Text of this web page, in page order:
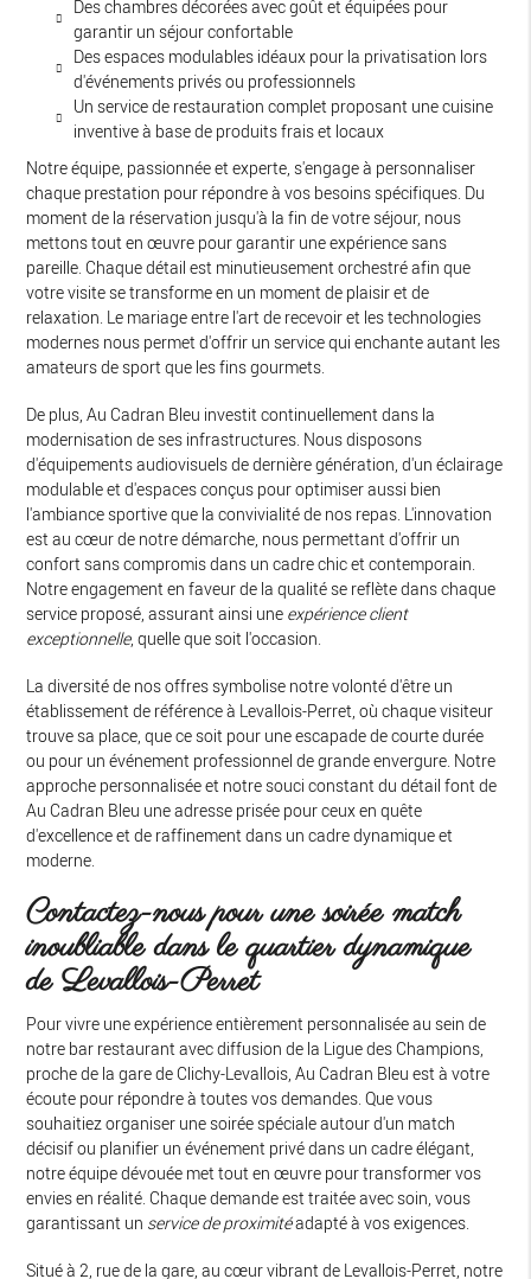
Des chambres décorées avec goût et équipées pour
garantir un séjour confortable
Des espaces modulables idéaux pour la privatisation lors
d'événements privés ou professionnels
Un service de restauration complet proposant une cuisine
inventive à base de produits frais et locaux
Notre équipe, passionnée et experte, s'engage à personnaliser
chaque prestation pour répondre à vos besoins spécifiques. Du
moment de la réservation jusqu'à la fin de votre séjour, nous
mettons tout en œuvre pour garantir une expérience sans
pareille. Chaque détail est minutieusement orchestré afin que
votre visite se transforme en un moment de plaisir et de
relaxation. Le mariage entre l'art de recevoir et les technologies
modernes nous permet d'offrir un service qui enchante autant les
amateurs de sport que les fins gourmets.
De plus, Au Cadran Bleu investit continuellement dans la
modernisation de ses infrastructures. Nous disposons
d'équipements audiovisuels de dernière génération, d'un éclairage
modulable et d'espaces conçus pour optimiser aussi bien
l'ambiance sportive que la convivialité de nos repas. L'innovation
est au cœur de notre démarche, nous permettant d'offrir un
confort sans compromis dans un cadre chic et contemporain.
Notre engagement en faveur de la qualité se reflète dans chaque
service proposé, assurant ainsi une expérience client
exceptionnelle, quelle que soit l'occasion.
La diversité de nos offres symbolise notre volonté d'être un
établissement de référence à Levallois-Perret, où chaque visiteur
trouve sa place, que ce soit pour une escapade de courte durée
ou pour un événement professionnel de grande envergure. Notre
approche personnalisée et notre souci constant du détail font de
Au Cadran Bleu une adresse prisée pour ceux en quête
d'excellence et de raffinement dans un cadre dynamique et
moderne.
Contactez-nous pour une soirée match
inoubliable dans le quartier dynamique
de Levallois-Perret
Pour vivre une expérience entièrement personnalisée au sein de
notre bar restaurant avec diffusion de la Ligue des Champions,
proche de la gare de Clichy-Levallois, Au Cadran Bleu est à votre
écoute pour répondre à toutes vos demandes. Que vous
souhaitiez organiser une soirée spéciale autour d'un match
décisif ou planifier un événement privé dans un cadre élégant,
notre équipe dévouée met tout en œuvre pour transformer vos
envies en réalité. Chaque demande est traitée avec soin, vous
garantissant un service de proximitéadapté à vos exigences.
Situé à 2, rue de la gare, au cœur vibrant de Levallois-Perret, notre